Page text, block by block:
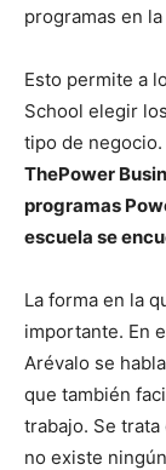
programas en
Esto permite a
School elegir
tipo de
ThePower
programas
escuela se
La forma en la
importante. En
Arévalo se
que también
trabajo. Se trata
no existe